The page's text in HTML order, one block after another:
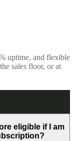
uptime, and flexible
sales floor, or at
eligible if I am